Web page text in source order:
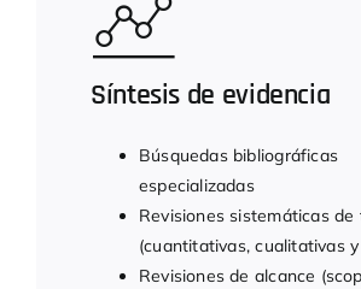
Síntesis de evidencia
Búsquedas bibliográficas
especializadas
Revisiones sistemáticas
(cuantitativas, cualitativas
Revisiones de alcance